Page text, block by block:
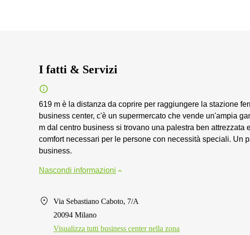
I fatti & Servizi
619 m è la distanza da coprire per raggiungere la stazione
business center, c'è un supermercato che vende un'ampia
m dal centro business si trovano una palestra ben attrezzata
comfort necessari per le persone con necessità speciali. Un
business.
Nascondi informazioni
Via Sebastiano Caboto, 7/A
20094 Milano
Visualizza tutti business center nella zona